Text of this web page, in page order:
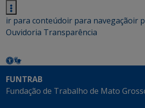
ir para conteúdoir para navegaçãoir
Ouvidoria Transparência
FUNTRAB
Fundação de Trabalho de Mato